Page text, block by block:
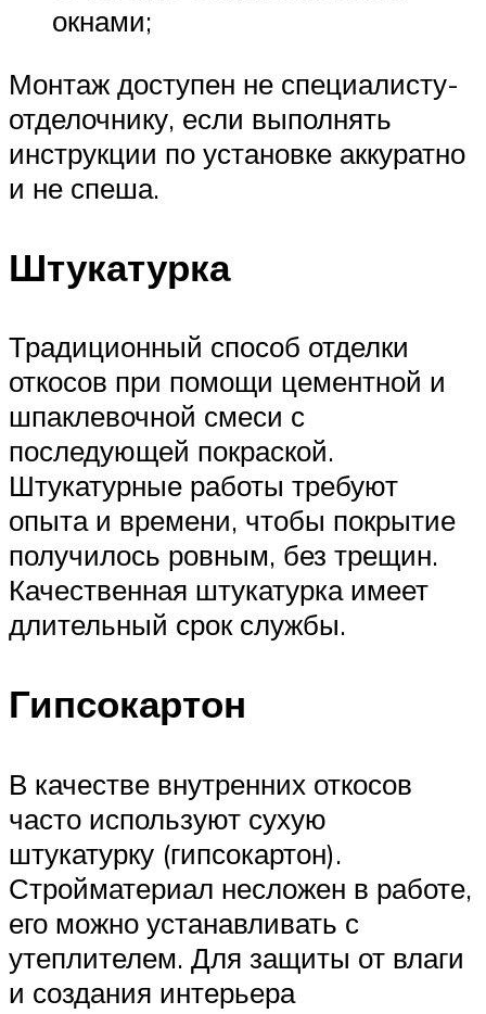
окнами;
Монтаж доступен не специалисту-
отделочнику, если выполнять
инструкции по установке аккуратно
и не спеша.
Штукатурка
Традиционный способ отделки
откосов при помощи цементной и
шпаклевочной смеси с
последующей покраской.
Штукатурные работы требуют
опыта и времени, чтобы покрытие
получилось ровным, без трещин.
Качественная штукатурка имеет
длительный срок службы.
Гипсокартон
В качестве внутренних откосов
часто используют сухую
штукатурку (гипсокартон).
Стройматериал несложен в работе,
его можно устанавливать с
утеплителем. Для защиты от влаги
и создания интерьера